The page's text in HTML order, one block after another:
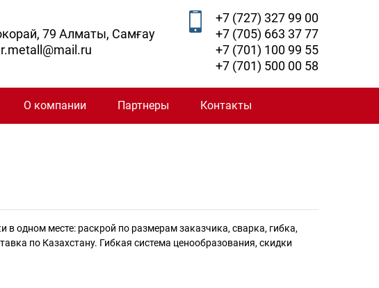
79 Алматы, Самғау
+7 (727) 327 99 00
+7 (705) 663 37 77
+7 (701) 100 99 55
+7 (701) 500 00 58
О компании Партнеры Контакты
одном месте: раскрой по размерам заказчика, сварка, гибка,
по Казахстану. Гибкая система ценообразования, скидки